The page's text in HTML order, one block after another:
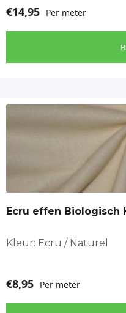
€14,95 Per meter
Ecru effen Biologisch
Kleur: Ecru / Naturel
€8,95 Per meter